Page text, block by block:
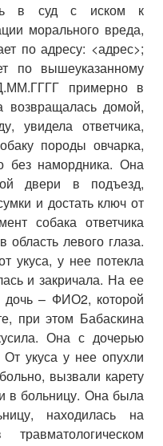
в суд с иском к
морального вреда,
по адресу: <адрес>;
по вышеуказанному
примерно в
возвращалась домой,
увидела ответчика,
породы овчарка,
без намордника. Она
двери в подъезд,
и достать ключ от
собака ответчика
область левого глаза.
укуса, у нее потекла
и закричала. На ее
– ФИО2, которой
при этом Бабаскина
Она с дочерью
укуса у нее опухли
вызвали карету
в больницу. Она была
находилась на